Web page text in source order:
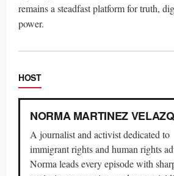
remains a steadfast platform for truth,
power.
HOST
NORMA MARTINEZ
A journalist and activist dedicated to
immigrant rights and human rights
Norma leads every episode with